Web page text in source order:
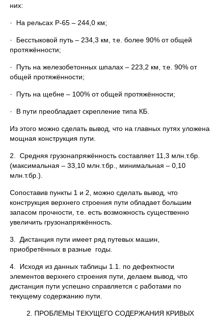
них:
· На рельсах Р-65 – 244,0 км;
· Бесстыковой путь – 234,3 км, т.е. более 90% от общей
протяжённости;
· Путь на железобетонных шпалах – 223,2 км, т.е. 90% от
общей протяжённости;
· Путь на щебне – 100% от общей протяжённости;
· В пути преобладает скрепление типа КБ.
Из этого можно сделать вывод, что на главных путях уложена
мощная конструкция пути.
2. Средняя грузонапряжённость составляет 11,3 млн.т.бр.
(максимальная – 33,10 млн.т.бр., минимальная – 0,10
млн.т.бр.).
Сопоставив пункты 1 и 2, можно сделать вывод, что
конструкция верхнего строения пути обладает большим
запасом прочности, т.е. есть возможность существенно
увеличить грузонапряжённость.
3. Дистанция пути имеет ряд путевых машин,
приобретённых в разные годы.
4. Исходя из данных таблицы 1.1. по дефектности
элементов верхнего строения пути, делаем вывод, что
дистанция пути успешно справляется с работами по
текущему содержанию пути.
2. ПРОБЛЕМЫ ТЕКУЩЕГО СОДЕРЖАНИЯ КРИВЫХ